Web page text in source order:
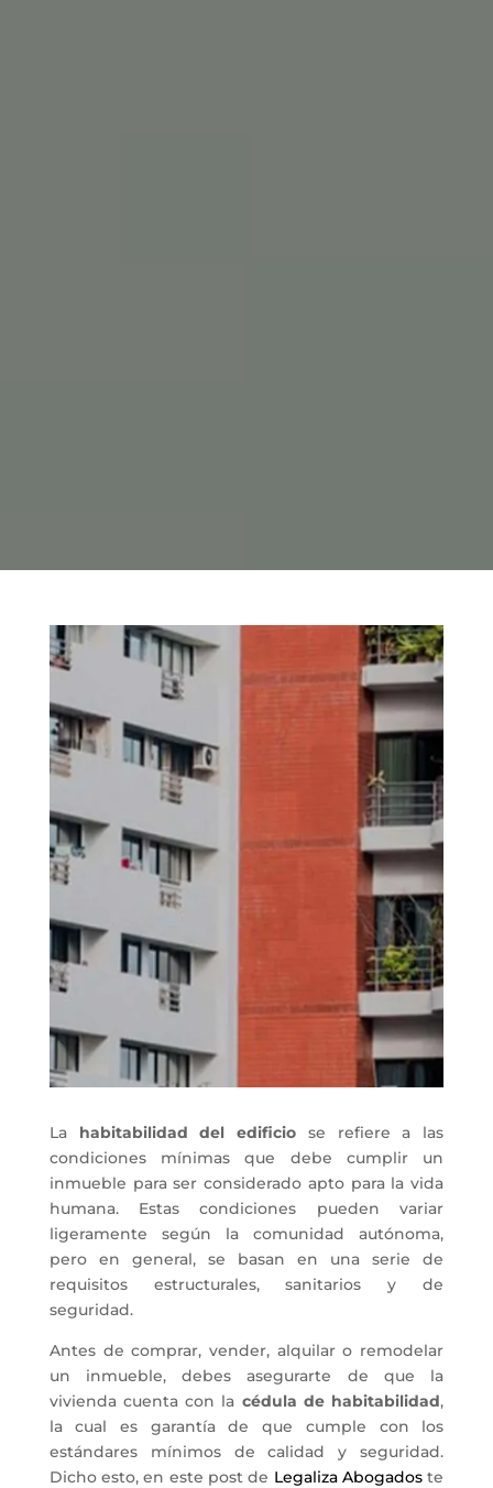
Lahabitabilidad del edificio se refiere a las
condiciones mínimas que debe cumplir un
inmueble para ser considerado apto para la vida
humana. Estas condiciones pueden variar
ligeramente según la comunidad autónoma,
pero en general, se basan en una serie de
requisitos estructurales, sanitarios y de
seguridad.
Antes de comprar, vender, alquilar o remodelar
un inmueble, debes asegurarte de que la
vivienda cuenta con la cédula de habitabilidad,
la cual es garantía de que cumple con los
estándares mínimos de calidad y seguridad.
Dicho esto, en este post de Legaliza Abogadoste